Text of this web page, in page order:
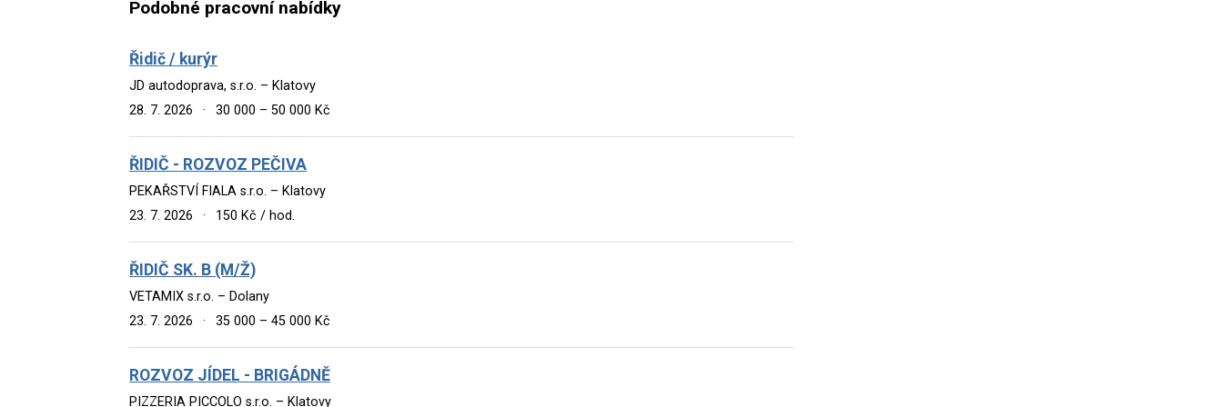
Podobné pracovní nabídky
Řidič / kurýr
JD autodoprava, s.r.o. – Klatovy
28. 7. 2026
· 30 000 – 50 000 Kč
ŘIDIČ - ROZVOZ PEČIVA
PEKAŘSTVÍ FIALA s.r.o. – Klatovy
23. 7. 2026
· 150 Kč / hod.
ŘIDIČ SK. B (M/Ž)
VETAMIX s.r.o. – Dolany
23. 7. 2026
· 35 000 – 45 000 Kč
ROZVOZ JÍDEL - BRIGÁDNĚ
PIZZERIA PICCOLO s.r.o. – Klatovy